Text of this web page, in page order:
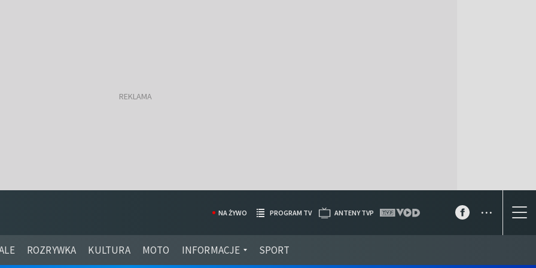
ROZRYWKA KULTURA MOTO INFORMACJE SPORT
NA ŻYWO PROGRAM TV ANTENY TVP ...